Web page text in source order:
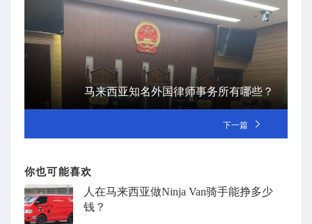
马来西亚知名外国律师事务所有哪些？
下一篇
你也可能喜欢
人在马来西亚做Ninja Van骑手能挣多少
钱？